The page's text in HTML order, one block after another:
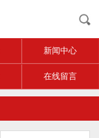
新闻中心
在线留言